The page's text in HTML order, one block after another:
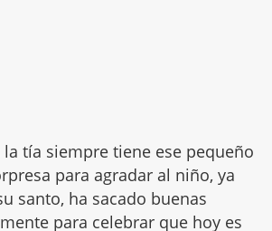
la tía siempre tiene ese pequeño
para agradar al niño, ya
santo, ha sacado buenas
para celebrar que hoy es